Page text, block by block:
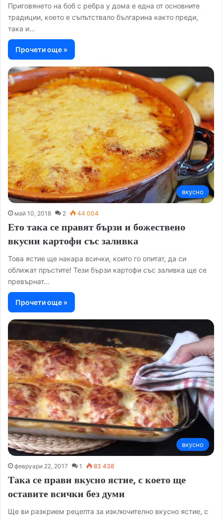
Приговянето на боб с ребра у дома е една от основните
традиции, което е съпътствало българина както преди,
така и…
Прочети още »
вкусно
май 10, 2018 2 44 004
Ето така се правят бързи и божествено
вкусни картофи със заливка
Това ястие ще накара всички, които го опитат, да си
оближат пръстите! Тези бързи картофи със заливка ще се
превърнат…
Прочети още »
вкусно
февруари 22, 2017 1 83 438
Така се прави вкусно ястие, с което ще
оставите всички без думи
Ще ви разкрием рецепта за изключително вкусно ястие, с